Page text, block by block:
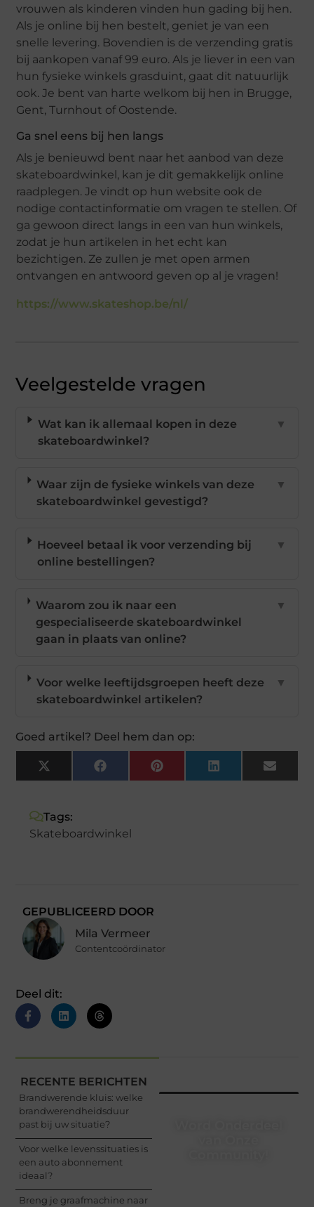
vrouwen als kinderen vinden hun gading bij hen.
Als je online bij hen bestelt, geniet je van een
snelle levering. Bovendien is de verzending gratis
bij aankopen vanaf 99 euro. Als je liever in een van
hun fysieke winkels grasduint, gaat dit natuurlijk
ook. Je bent van harte welkom bij hen in Brugge,
Gent, Turnhout of Oostende.
Ga snel eens bij hen langs
Als je benieuwd bent naar het aanbod van deze
skateboardwinkel, kan je dit gemakkelijk online
raadplegen. Je vindt op hun website ook de
nodige contactinformatie om vragen te stellen. Of
ga gewoon direct langs in een van hun winkels,
zodat je hun artikelen in het echt kan
bezichtigen. Ze zullen je met open armen
ontvangen en antwoord geven op al je vragen!
https://www.skateshop.be/nl/
Veelgestelde vragen
Wat kan ik allemaal kopen in deze
skateboardwinkel?
▼
Waar zijn de fysieke winkels van deze
skateboardwinkel gevestigd?
▼
Hoeveel betaal ik voor verzending bij
online bestellingen?
▼
Waarom zou ik naar een
gespecialiseerde skateboardwinkel
gaan in plaats van online?
▼
Voor welke leeftijdsgroepen heeft deze
skateboardwinkel artikelen?
▼
Goed artikel? Deel hem dan op:
X
(Twitter)
FacebookPinterestLinkedIn Email
Tags:
Skateboardwinkel
GEPUBLICEERD DOOR
Mila Vermeer
Contentcoördinator
Deel dit:
RECENTE BERICHTEN
Brandwerende kluis: welke
brandwerendheidsduur
past bij uw situatie?
Voor welke levenssituaties is
een auto abonnement
ideaal?
Breng je graafmachine naar